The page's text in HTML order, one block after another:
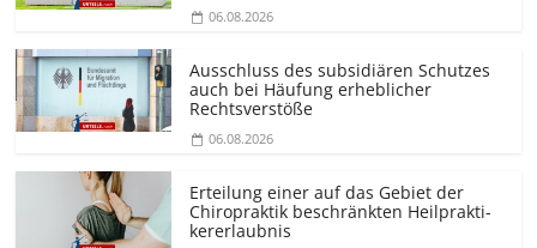
06.08.2026
Ausschluss des subsidiären Schutzes
auch bei Häufung erheblicher
Rechtsverstöße
06.08.2026
Erteilung einer auf das Gebiet der
Chiropraktik beschränkten Heilprakti­
kererlaubnis